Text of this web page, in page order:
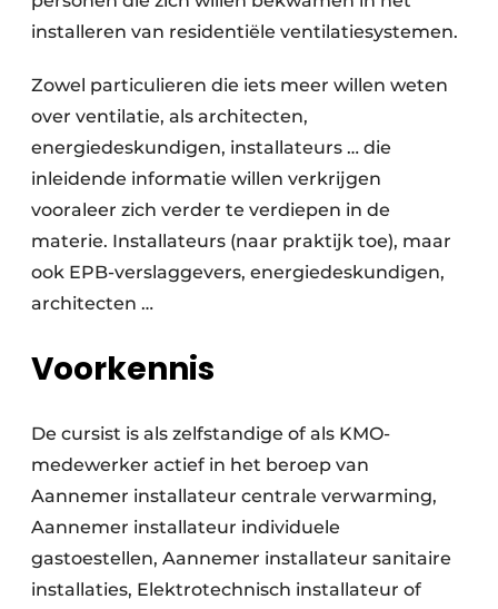
installeren van residentiële ventilatiesystemen.
Zowel particulieren die iets meer willen weten
over ventilatie, als architecten,
energiedeskundigen, installateurs … die
inleidende informatie willen verkrijgen
vooraleer zich verder te verdiepen in de
materie. Installateurs (naar praktijk toe), maar
ook EPB-verslaggevers, energiedeskundigen,
architecten …
Voorkennis
De cursist is als zelfstandige of als KMO-
medewerker actief in het beroep van
Aannemer installateur centrale verwarming,
Aannemer installateur individuele
gastoestellen, Aannemer installateur sanitaire
installaties, Elektrotechnisch installateur of